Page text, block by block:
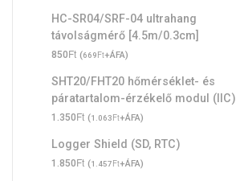
HC-SR04/SRF-04 ultrahang
távolságmérő [4.5m/0.3cm]
850Ft (669Ft+ÁFA)
SHT20/FHT20 hőmérséklet- és
páratartalom-érzékelő modul (IIC)
1.350Ft (1.063Ft+ÁFA)
Logger Shield (SD, RTC)
1.850Ft (1.457Ft+ÁFA)